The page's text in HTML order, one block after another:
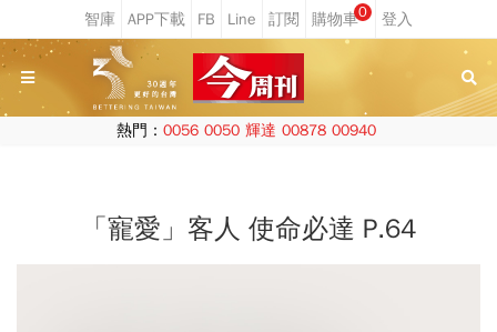
0
熱門： 0056 0050 輝達 00878 00940
「寵愛」客人 使命必達 P.64